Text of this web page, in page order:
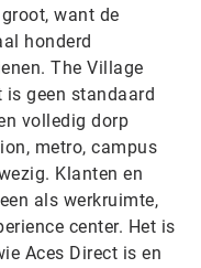
want de
honderd
The Village
geen standaard
volledig dorp
metro, campus
Klanten en
als werkruimte,
center. Het is
Aces Direct is en